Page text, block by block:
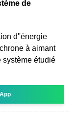
de
d''énergie
à aimant
système étudié